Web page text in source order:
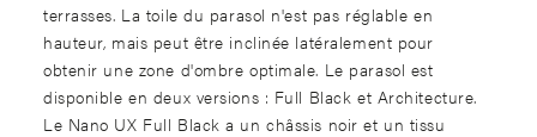
terrasses. La toile du parasol n'est pas réglable en
hauteur, mais peut être inclinée latéralement pour
obtenir une zone d'ombre optimale. Le parasol est
disponible en deux versions : Full Black et Architecture.
Le Nano UX Full Black a un châssis noir et un tissu